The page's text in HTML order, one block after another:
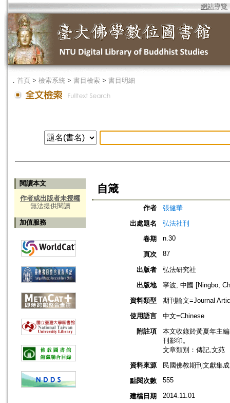
網站導覽
． 首頁 > 檢索系統 > 書目檢索 > 書目明細
閱讀本文
作者或出版者未授權
無法提供閱讀
加值服務
自箴
作者
張健華
出處題名
弘法社刊
卷期
n.30
頁次 87
出版者
弘法研究社
出版地
寧波, 中國 [Ningbo,
資料類型
期刊論文=Journal
使用語言
中文=Chinese
附註項
本文收錄於黃夏年主
刊影印。
文章類別：傳記,文苑
資料來源
民國佛教期刊文獻集
點閱次數
555
建檔日期 2014.11.01